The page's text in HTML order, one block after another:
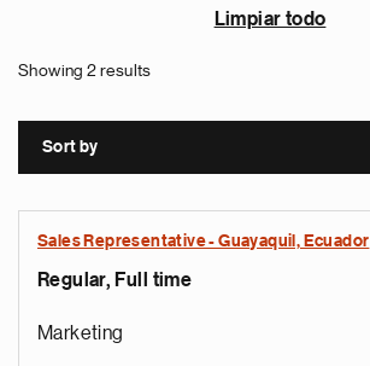
Limpiar todo
Showing 2 results
Sort by
Sales Representative - Guayaquil, Ecuador
Regular, Full time
Marketing